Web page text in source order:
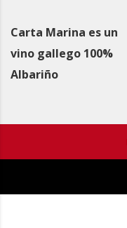
Carta Marina es un
vino gallego 100%
Albariño